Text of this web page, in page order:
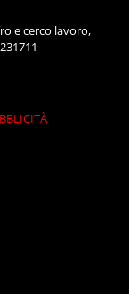
e cerco lavoro,